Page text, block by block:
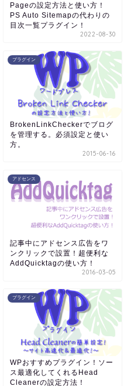
Pageの設定方法と使い方！
PS Auto Sitemapの代わりの
目次一覧プラグイン！
2022-08-30
プラグイン
BrokenLinkCheckerでブログ
を管理する。必須設定と使い
方。
2015-06-16
アドセンス
記事中にアドセンス広告をワ
ンクリックで設置！超便利な
AddQuicktagの使い方！
2016-03-05
プラグイン
WPおすすめプラグイン！ソー
ス最適化してくれるHead
Cleanerの設定方法！